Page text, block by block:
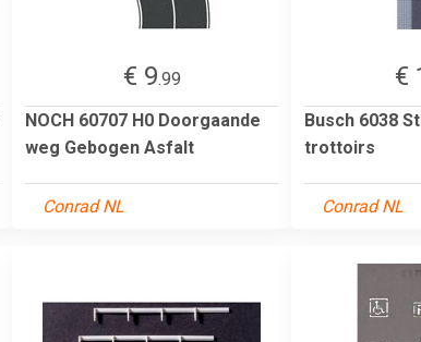
€ 9.99
NOCH 60707 H0 Doorgaande
weg Gebogen Asfalt
Conrad NL
€
Busch 6038
trottoirs
Conrad NL